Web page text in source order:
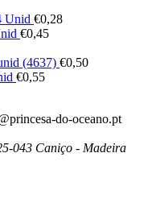
Unid €0,28
€0,45
(4637) €0,50
€0,55
do-oceano.pt
043 Caniço - Madeira